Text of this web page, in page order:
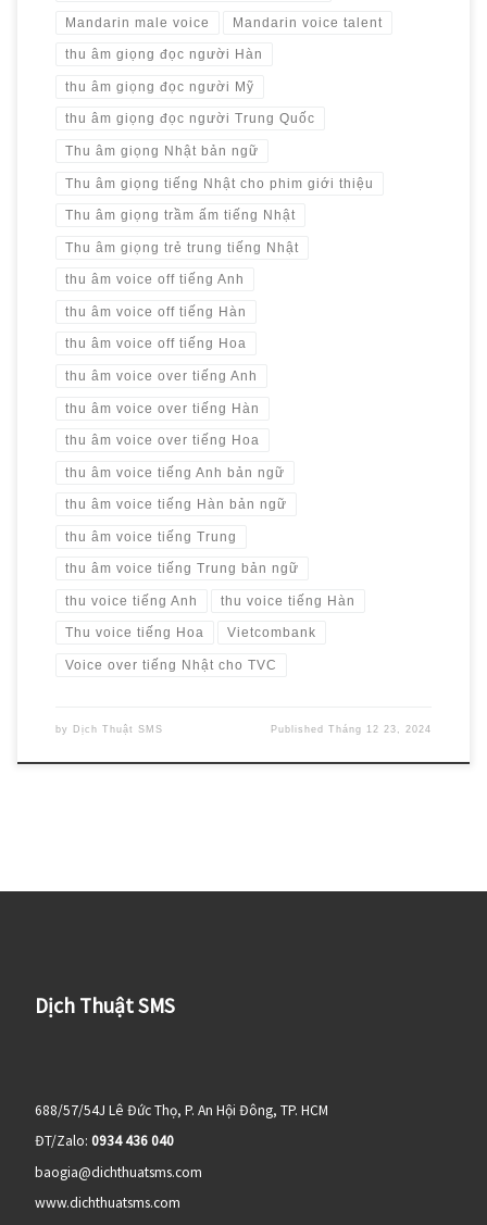
Mandarin male voice Mandarin voice talent
thu âm giọng đọc người Hàn
thu âm giọng đọc người Mỹ
thu âm giọng đọc người Trung Quốc
Thu âm giọng Nhật bản ngữ
Thu âm giọng tiếng Nhật cho phim giới thiệu
Thu âm giọng trầm ấm tiếng Nhật
Thu âm giọng trẻ trung tiếng Nhật
thu âm voice off tiếng Anh
thu âm voice off tiếng Hàn
thu âm voice off tiếng Hoa
thu âm voice over tiếng Anh
thu âm voice over tiếng Hàn
thu âm voice over tiếng Hoa
thu âm voice tiếng Anh bản ngữ
thu âm voice tiếng Hàn bản ngữ
thu âm voice tiếng Trung
thu âm voice tiếng Trung bản ngữ
thu voice tiếng Anh thu voice tiếng Hàn
Thu voice tiếng Hoa Vietcombank
Voice over tiếng Nhật cho TVC
by Dịch Thuật SMS PublishedTháng 12 23, 2024
Dịch Thuật SMS
688/57/54J Lê Đức Thọ, P. An Hội Đông, TP. HCM
ĐT/Zalo: 0934 436 040
baogia@dichthuatsms.com
www.dichthuatsms.com